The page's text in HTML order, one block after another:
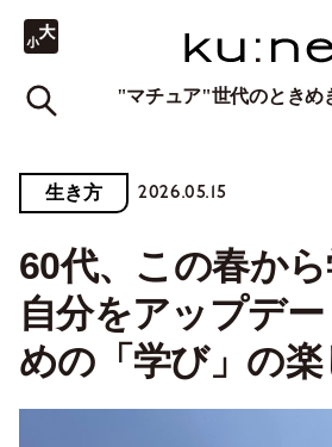
"マチュア"世代のときめ
生き方 2026.05.15
60代、この春から
自分をアップデ
めの「学び」の楽